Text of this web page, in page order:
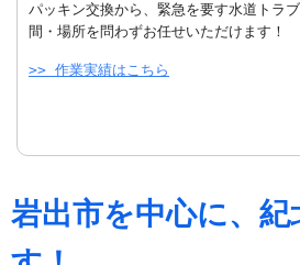
パッキン交換から、緊急を要す水道トラ
間・場所を問わずお任せいただけます！
>> 作業実績はこちら
岩出市を中心に、